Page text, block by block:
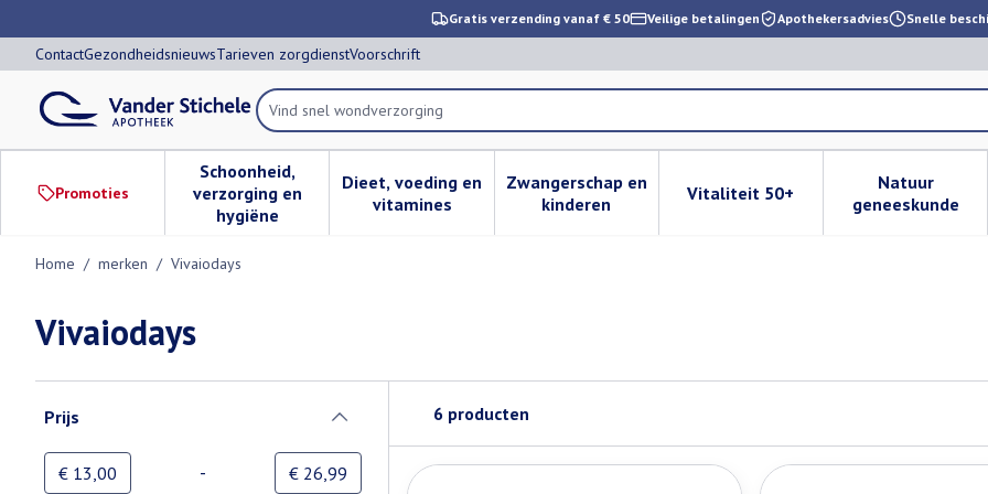
Gratis verzending vanaf € 50 Veilige betalingen Apothekersadvies Snelle
ContactGezondheidsnieuwsTarieven zorgdienstVoorschrift
Product, merk, categorie...
Vind sne
Promoties
Schoonheid,
verzorging en
hygiëne
Toon submenu voor Schoonheid, verzorging en hygiëne categorie
Dieet, voeding en
vitaminesToon submenu voor Dieet, voeding en vitamines categorie
Zwangerschap en
kinderenToon submenu voor Zwangerschap en kinderen
Vitaliteit 50+Toon submenu voor Vitaliteit
Natuur
geneeskunde
Toon
Home / merken / Vivaiodays
Vivaiodays
Prijs
Minimumwaarde
€ 13,00 - Maximale waarde
€ 26,99
6 producten